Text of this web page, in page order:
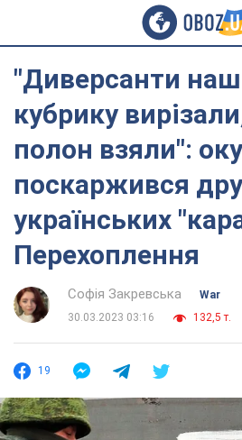
"Диверсанти
кубрику
полон взяли":
поскаржився
українських
Перехоплення
Софія Закревська
War
30.03.2023 03:16
132,5 т.
19